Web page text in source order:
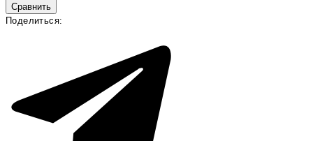
Сравнить
Поделиться: